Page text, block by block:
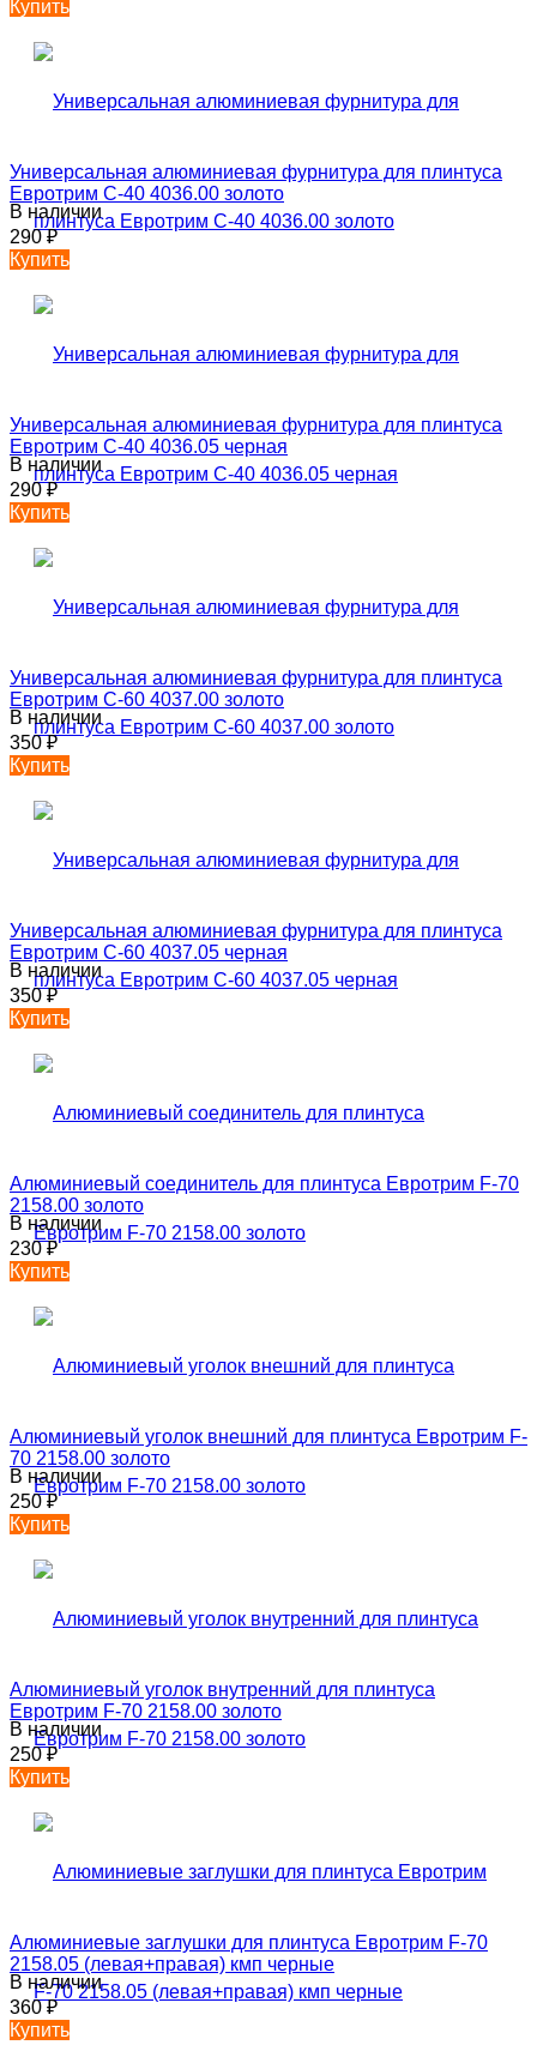
Купить
Универсальная алюминиевая фурнитура для плинтуса
Евротрим C-40 4036.00 золото
В наличии
290₽
Купить
Универсальная алюминиевая фурнитура для плинтуса
Евротрим C-40 4036.05 черная
В наличии
290₽
Купить
Универсальная алюминиевая фурнитура для плинтуса
Евротрим C-60 4037.00 золото
В наличии
350₽
Купить
Универсальная алюминиевая фурнитура для плинтуса
Евротрим C-60 4037.05 черная
В наличии
350₽
Купить
Алюминиевый соединитель для плинтуса Евротрим F-70
2158.00 золото
В наличии
230₽
Купить
Алюминиевый уголок внешний для плинтуса Евротрим F-
70 2158.00 золото
В наличии
250₽
Купить
Алюминиевый уголок внутренний для плинтуса
Евротрим F-70 2158.00 золото
В наличии
250₽
Купить
Алюминиевые заглушки для плинтуса Евротрим F-70
2158.05 (левая+правая) кмп черные
В наличии
360₽
Купить